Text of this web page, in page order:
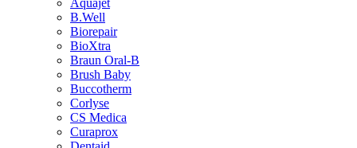
Aquajet
B.Well
Biorepair
BioXtra
Braun Oral-B
Brush Baby
Buccotherm
Corlyse
CS Medica
Curaprox